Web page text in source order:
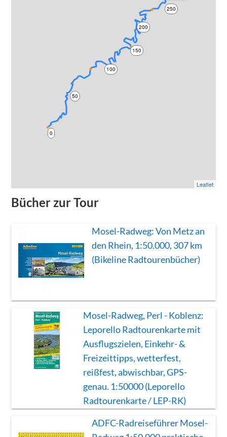
0
50
100
150
200
250
Leaflet
Bücher zur Tour
Mosel-Radweg: Von Metz an
den Rhein, 1:50.000, 307 km
(Bikeline Radtourenbücher)
Mosel-Radweg, Perl - Koblenz:
Leporello Radtourenkarte mit
Ausflugszielen, Einkehr- &
Freizeittipps, wetterfest,
reißfest, abwischbar, GPS-
genau. 1:50000 (Leporello
Radtourenkarte / LEP-RK)
ADFC-Radreiseführer Mosel-